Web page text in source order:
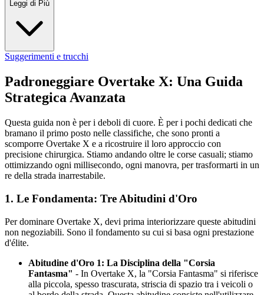
Leggi di Più
Suggerimenti e trucchi
Padroneggiare Overtake X: Una Guida
Strategica Avanzata
Questa guida non è per i deboli di cuore. È per i pochi dedicati che
bramano il primo posto nelle classifiche, che sono pronti a
scomporre Overtake X e a ricostruire il loro approccio con
precisione chirurgica. Stiamo andando oltre le corse casuali; stiamo
ottimizzando ogni millisecondo, ogni manovra, per trasformarti in un
re della strada inarrestabile.
1. Le Fondamenta: Tre Abitudini d'Oro
Per dominare Overtake X, devi prima interiorizzare queste abitudini
non negoziabili. Sono il fondamento su cui si basa ogni prestazione
d'élite.
Abitudine d'Oro 1: La Disciplina della "Corsia
Fantasma" - In Overtake X, la "Corsia Fantasma" si riferisce
alla piccola, spesso trascurata, striscia di spazio tra i veicoli o